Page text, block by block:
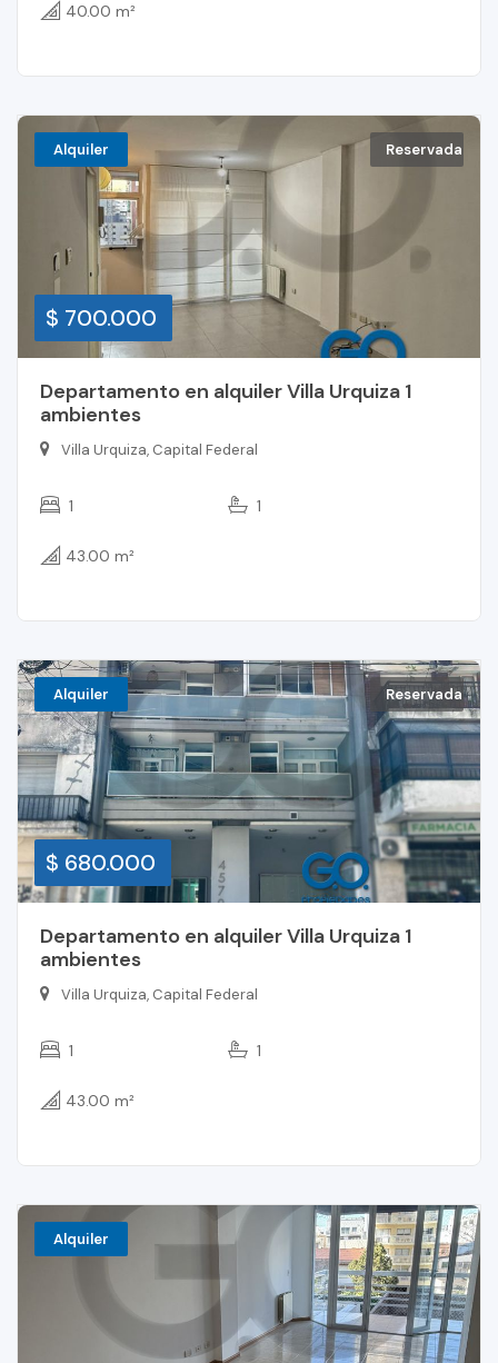
40.00 m²
Alquiler Reservada
$ 700.000
Departamento en alquiler Villa Urquiza 1
ambientes
Villa Urquiza, Capital Federal
1 1
43.00 m²
Alquiler Reservada
$ 680.000
Departamento en alquiler Villa Urquiza 1
ambientes
Villa Urquiza, Capital Federal
1 1
43.00 m²
Alquiler